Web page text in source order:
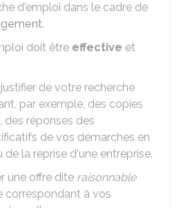
d'emploi dans le cadre de
.
doit être effective et
de votre recherche
par exemple, des copies
des réponses des
de vos démarches en
la reprise d'une entreprise.
une offre dite raisonnable
correspondant à vos